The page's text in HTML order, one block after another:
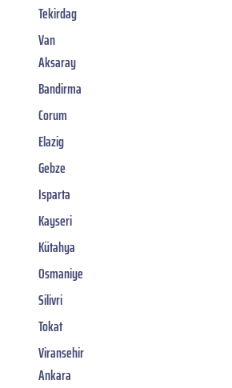
Tekirdag
Van
Aksaray
Bandirma
Corum
Elazig
Gebze
Isparta
Kayseri
Kütahya
Osmaniye
Silivri
Tokat
Viransehir
Ankara